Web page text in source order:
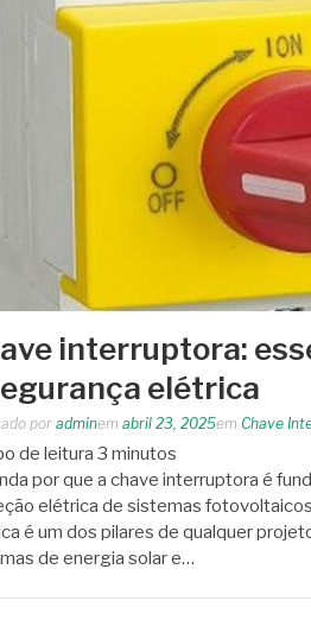
interruptora:
elétrica
por adminem abril 23, 2025em Chave
de leitura 3 minutos
por que a chave interruptora é
elétrica de sistemas
é um dos pilares de qualquer
de energia solar e…